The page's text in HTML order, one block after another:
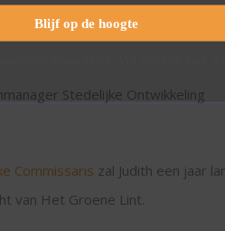
jaar zal opdoen en de bijdrage
Stedelijke Ontwikkeling
Commissaris zal Judith een jaar
van Het Groene Lint.
Blijf op de hoogte